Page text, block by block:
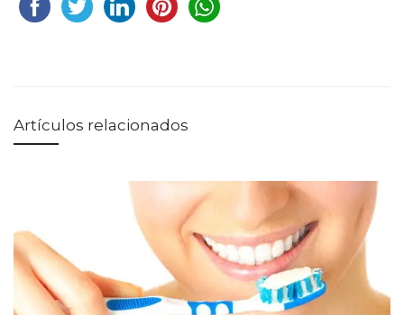
Artículos relacionados